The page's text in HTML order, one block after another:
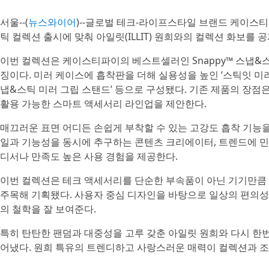
서울--(뉴스와이어)--글로벌 테크-라이프스타일 브랜드 케이스
틱 컬렉션 출시에 맞춰 아일릿(ILLIT) 원희와의 컬렉션 화보를
이번 컬렉션은 케이스티파이의 베스트셀러인 Snappy™ 스냅&
징이다. 미러 케이스에 흡착판을 더해 실용성을 높인 ‘스틱잇
냅&스틱 미러 그립 스탠드’ 등으로 구성됐다. 기존 제품의 장
활용 가능한 스마트 액세서리 라인업을 제안한다.
매끄러운 표면 어디든 손쉽게 부착할 수 있는 고강도 흡착 기
일과 기능성을 동시에 추구하는 콘텐츠 크리에이터, 트렌드에
디서나 만족도 높은 사용 경험을 제공한다.
이번 컬렉션은 테크 액세서리를 단순한 부속품이 아닌 기기만
주목해 기획됐다. 사용자 중심 디자인을 바탕으로 일상의 편의
의 철학을 잘 보여준다.
특히 탄탄한 팬덤과 대중성을 고루 갖춘 아일릿 원희와 다시
어냈다. 원희 특유의 트렌디하고 사랑스러운 매력이 컬렉션과